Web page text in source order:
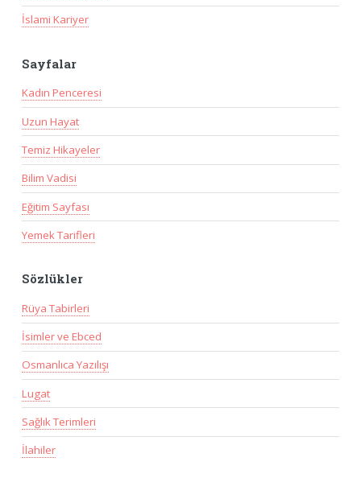
İslami Kariyer
Sayfalar
Kadın Penceresi
Uzun Hayat
Temiz Hikayeler
Bilim Vadisi
Eğitim Sayfası
Yemek Tarifleri
Sözlükler
Rüya Tabirleri
İsimler ve Ebced
Osmanlıca Yazılışı
Lugat
Sağlık Terimleri
İlahiler